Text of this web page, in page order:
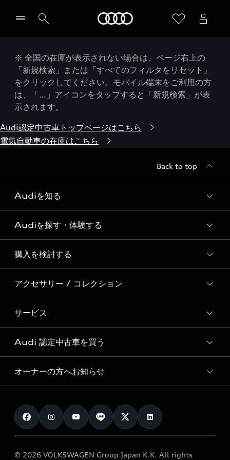
※ 全国の在庫が表示されない場合は、ページ右上の
「新規検索」または「すべてのフィルタをリセット」
をクリックしてください。モバイル端末をご利用の方
は、「…」アイコンをタップすると「新規検索」が表
示されます。
Audi認定中古車トップページはこちら
電気自動車の在庫はこちら
Back to top
Audiを知る
Audi ブランド
Story of Progress
Audi Sport
Formula 1®
デジタルサービス
Audiを探す・体験する
ディーラー検索
新車在庫検索
試乗車・展示車検索
見積り依頼
試乗予約
購入を検討する
モデル一覧
特別仕様モデル / 限定モデル
e-tronラインアップ
価格シミュレーション
車両比較
カタログ一覧
アクセサリー / コレクション
純正アクセサリー
オンラインショップ
Audi collection
アウディナビアプリ
サービス
サービス入庫予約
サービスプログラム
メンテナンス
車検 / 定期点検
e-tronアフターサポート
Audi 認定中古車を買う
Audi認定中古車
クオリティ
保証
メンテナンス
オーナーの方へお知らせ
お知らせ
オーナー様向けキャンペーン
© 2026 VOLKSWAGEN Group Japan K.K. All rights